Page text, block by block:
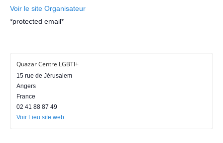
Voir le site Organisateur
*protected email*
Quazar Centre LGBTI+
15 rue de Jérusalem
Angers
France
02 41 88 87 49
Voir Lieu site web